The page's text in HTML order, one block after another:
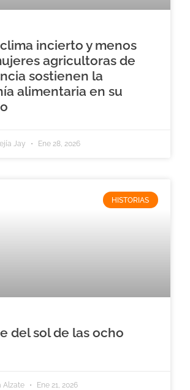
incierto y menos
agricultoras de
sostienen la
alimentaria en su
Jay Ene 28, 2026
HISTORIAS
del sol de las ocho
Alzate Ene 21, 2026